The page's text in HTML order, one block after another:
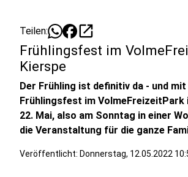
Teilen: open_in_new
Frühlingsfest im
Kierspe
Der Frühling ist definitiv da - und mit
Frühlingsfest im VolmeFreizeitPark
22. Mai, also am Sonntag in einer
die Veranstaltung für die ganze
Veröffentlicht: Donnerstag, 12.05.2022